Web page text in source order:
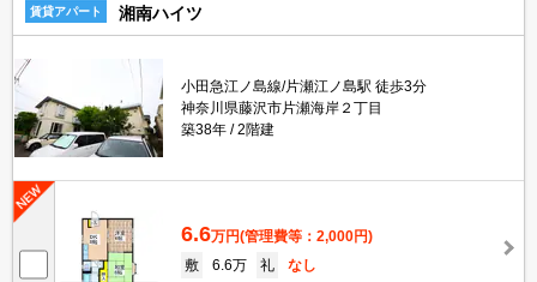
賃貸アパート 湘南ハイツ
小田急江ノ島線/片瀬江ノ島駅 徒歩3分
神奈川県藤沢市片瀬海岸２丁目
築38年
2階建
6.6万円(管理費等：2,000円)
敷
6.6万 礼
なし